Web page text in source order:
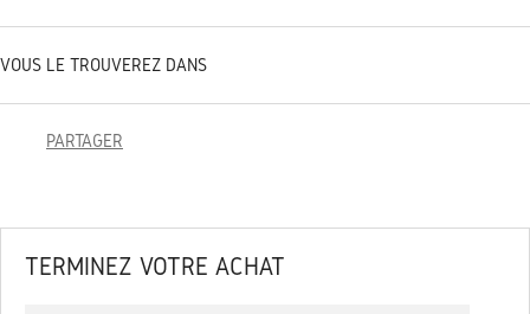
VOUS LE TROUVEREZ DANS
PARTAGER
TERMINEZ VOTRE ACHAT